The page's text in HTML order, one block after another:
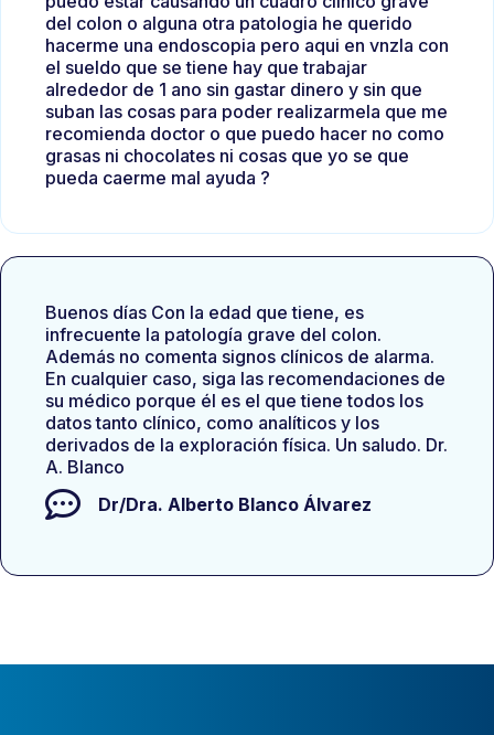
del colon o alguna otra patologia he querido
hacerme una endoscopia pero aqui en vnzla con
el sueldo que se tiene hay que trabajar
alrededor de 1 ano sin gastar dinero y sin que
suban las cosas para poder realizarmela que me
recomienda doctor o que puedo hacer no como
grasas ni chocolates ni cosas que yo se que
pueda caerme mal ayuda ?
Buenos días Con la edad que tiene, es
infrecuente la patología grave del colon.
Además no comenta signos clínicos de alarma.
En cualquier caso, siga las recomendaciones de
su médico porque él es el que tiene todos los
datos tanto clínico, como analíticos y los
derivados de la exploración física. Un saludo. Dr.
A. Blanco
Dr/Dra. Alberto Blanco Álvarez